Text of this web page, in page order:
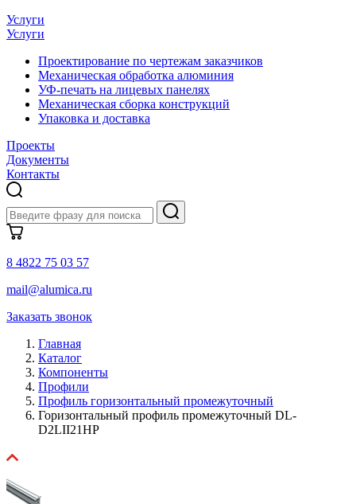
Услуги
Услуги
Проектирование по чертежам заказчиков
Механическая обработка алюминия
УФ-печать на лицевых панелях
Механическая сборка конструкций
Упаковка и доставка
Проекты
Документы
Контакты
8 4822 75 03 57
mail@alumica.ru
Заказать звонок
Главная
Каталог
Компоненты
Профили
Профиль горизонтальный промежуточный
Горизонтальный профиль промежуточный DL-
D2LII21HP